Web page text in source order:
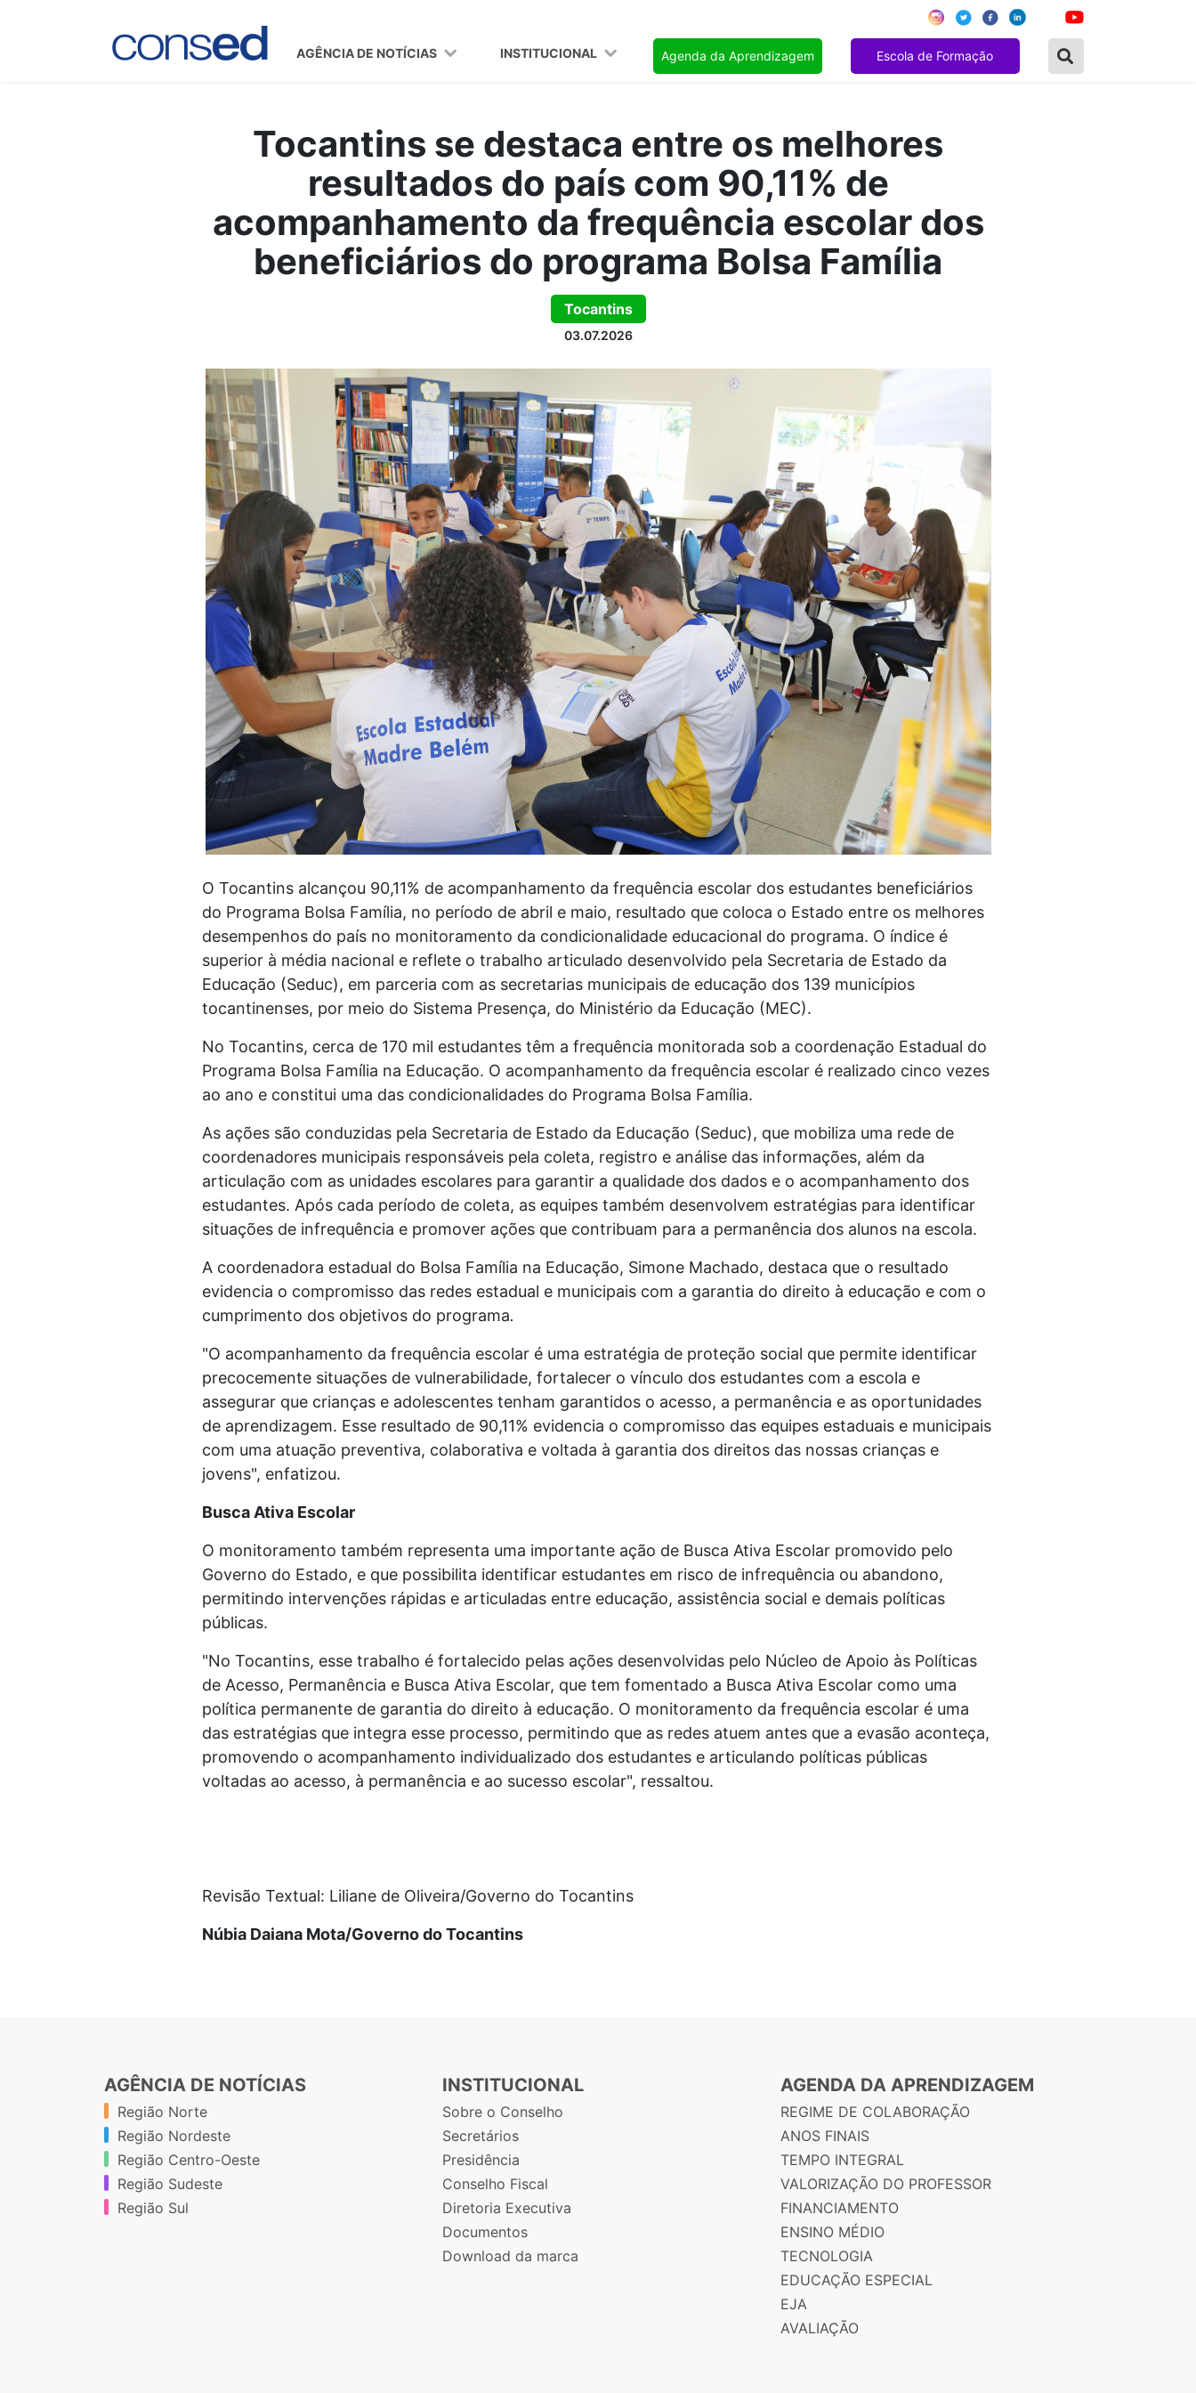
AGÊNCIA DE NOTÍCIAS INSTITUCIONAL Agenda da Aprendizagem Escola de Formação
Tocantins se destaca entre os melhores
resultados do país com 90,11% de
acompanhamento da frequência escolar dos
beneficiários do programa Bolsa Família
Tocantins
03.07.2026
O Tocantins alcançou 90,11% de acompanhamento da frequência escolar dos estudantes beneficiários
do Programa Bolsa Família, no período de abril e maio, resultado que coloca o Estado entre os melhores
desempenhos do país no monitoramento da condicionalidade educacional do programa. O índice é
superior à média nacional e reflete o trabalho articulado desenvolvido pela Secretaria de Estado da
Educação (Seduc), em parceria com as secretarias municipais de educação dos 139 municípios
tocantinenses, por meio do Sistema Presença, do Ministério da Educação (MEC).
No Tocantins, cerca de 170 mil estudantes têm a frequência monitorada sob a coordenação Estadual do
Programa Bolsa Família na Educação. O acompanhamento da frequência escolar é realizado cinco vezes
ao ano e constitui uma das condicionalidades do Programa Bolsa Família.
As ações são conduzidas pela Secretaria de Estado da Educação (Seduc), que mobiliza uma rede de
coordenadores municipais responsáveis pela coleta, registro e análise das informações, além da
articulação com as unidades escolares para garantir a qualidade dos dados e o acompanhamento dos
estudantes. Após cada período de coleta, as equipes também desenvolvem estratégias para identificar
situações de infrequência e promover ações que contribuam para a permanência dos alunos na escola.
A coordenadora estadual do Bolsa Família na Educação, Simone Machado, destaca que o resultado
evidencia o compromisso das redes estadual e municipais com a garantia do direito à educação e com o
cumprimento dos objetivos do programa.
"O acompanhamento da frequência escolar é uma estratégia de proteção social que permite identificar
precocemente situações de vulnerabilidade, fortalecer o vínculo dos estudantes com a escola e
assegurar que crianças e adolescentes tenham garantidos o acesso, a permanência e as oportunidades
de aprendizagem. Esse resultado de 90,11% evidencia o compromisso das equipes estaduais e municipais
com uma atuação preventiva, colaborativa e voltada à garantia dos direitos das nossas crianças e
jovens", enfatizou.
Busca Ativa Escolar
O monitoramento também representa uma importante ação de Busca Ativa Escolar promovido pelo
Governo do Estado, e que possibilita identificar estudantes em risco de infrequência ou abandono,
permitindo intervenções rápidas e articuladas entre educação, assistência social e demais políticas
públicas.
"No Tocantins, esse trabalho é fortalecido pelas ações desenvolvidas pelo Núcleo de Apoio às Políticas
de Acesso, Permanência e Busca Ativa Escolar, que tem fomentado a Busca Ativa Escolar como uma
política permanente de garantia do direito à educação. O monitoramento da frequência escolar é uma
das estratégias que integra esse processo, permitindo que as redes atuem antes que a evasão aconteça,
promovendo o acompanhamento individualizado dos estudantes e articulando políticas públicas
voltadas ao acesso, à permanência e ao sucesso escolar", ressaltou.
Revisão Textual: Liliane de Oliveira/Governo do Tocantins
Núbia Daiana Mota/Governo do Tocantins
AGÊNCIA DE NOTÍCIAS
Região Norte
Região Nordeste
Região Centro-Oeste
Região Sudeste
Região Sul
INSTITUCIONAL
Sobre o Conselho
Secretários
Presidência
Conselho Fiscal
Diretoria Executiva
Documentos
Download da marca
AGENDA DA APRENDIZAGEM
REGIME DE COLABORAÇÃO
ANOS FINAIS
TEMPO INTEGRAL
VALORIZAÇÃO DO PROFESSOR
FINANCIAMENTO
ENSINO MÉDIO
TECNOLOGIA
EDUCAÇÃO ESPECIAL
EJA
AVALIAÇÃO